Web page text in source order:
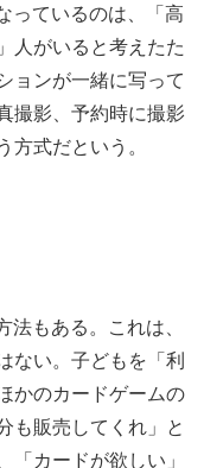
っているのは、「高
人がいると考えたた
ョンが一緒に写って
撮影、予約時に撮影
式だという。
もある。これは、
ない。子どもを「利
かのカードゲームの
も販売してくれ」と
カードが欲しい」